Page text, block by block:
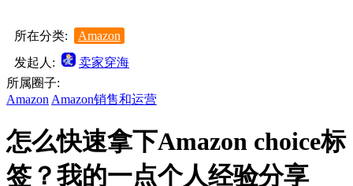
所在分类:
Amazon
发起人:
卖家穿海
所属圈子:
Amazon Amazon销售和运营
怎么快速拿下Amazon choice标
签？我的一点个人经验分享